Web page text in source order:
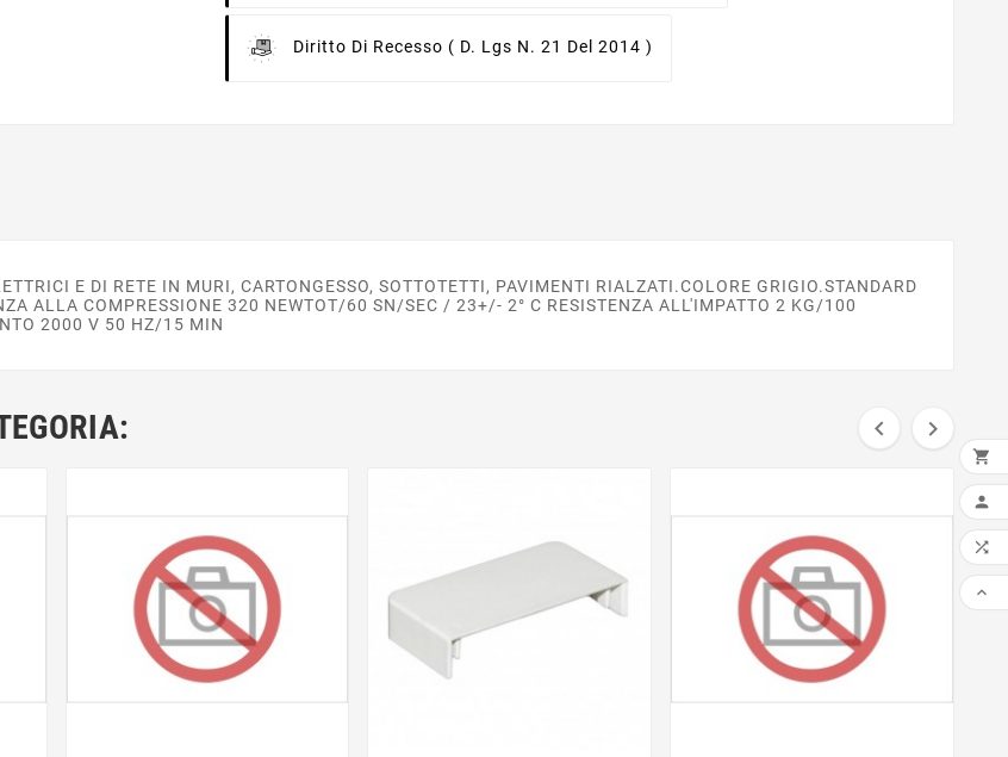
Diritto Di Recesso ( D. Lgs N. 21 Del 2014 )
E DI RETE IN MURI, CARTONGESSO, SOTTOTETTI, PAVIMENTI RIALZATI.COLORE GRIGIO.STANDARD
ALLA COMPRESSIONE 320 NEWTOT/60 SN/SEC / 23+/- 2° C RESISTENZA ALL'IMPATTO 2 KG/100
2000 V 50 HZ/15 MIN
 



